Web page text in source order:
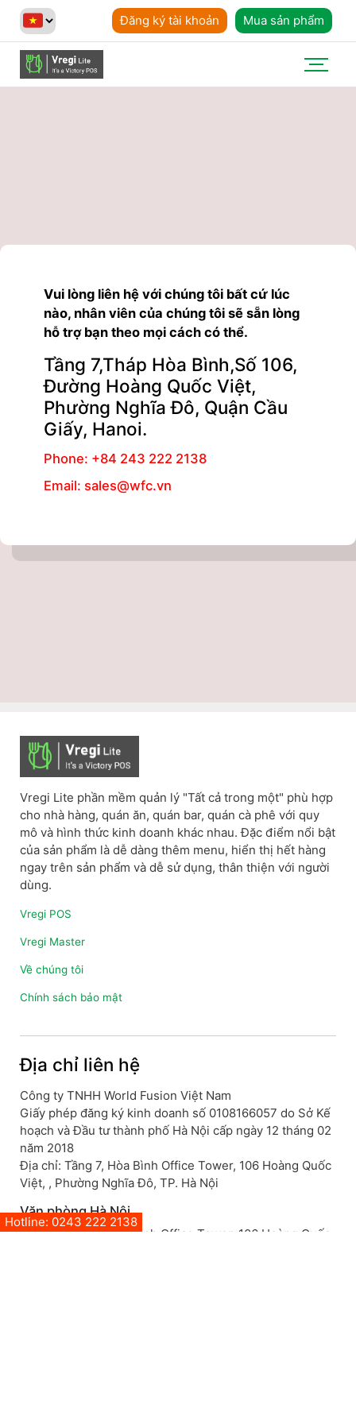
Đăng ký tài khoản Mua sản phẩm
Hotline: 0243 222 2138
Vui lòng liên hệ với chúng tôi bất cứ lúc
nào, nhân viên của chúng tôi sẽ sẵn lòng
hỗ trợ bạn theo mọi cách có thể.
Tầng 7,Tháp Hòa Bình,Số 106,
Đường Hoàng Quốc Việt,
Phường Nghĩa Đô, Quận Cầu
Giấy, Hanoi.
Phone: +84 243 222 2138
Email: sales@wfc.vn
Vregi Lite phần mềm quản lý "Tất cả trong một" phù hợp
cho nhà hàng, quán ăn, quán bar, quán cà phê với quy
mô và hình thức kinh doanh khác nhau. Đặc điểm nổi bật
của sản phẩm là dễ dàng thêm menu, hiển thị hết hàng
ngay trên sản phẩm và dễ sử dụng, thân thiện với người
dùng.
Vregi POS
Vregi Master
Về chúng tôi
Chính sách bảo mật
Địa chỉ liên hệ
Công ty TNHH World Fusion Việt Nam
Giấy phép đăng ký kinh doanh số 0108166057 do Sở Kế
hoạch và Đầu tư thành phố Hà Nội cấp ngày 12 tháng 02
năm 2018
Địa chỉ: Tầng 7, Hòa Bình Office Tower, 106 Hoàng Quốc
Việt, , Phường Nghĩa Đô, TP. Hà Nội
Văn phòng Hà Nội
Hà Nội: Tầng 7, Hòa Bình Office Tower, 106 Hoàng Quốc